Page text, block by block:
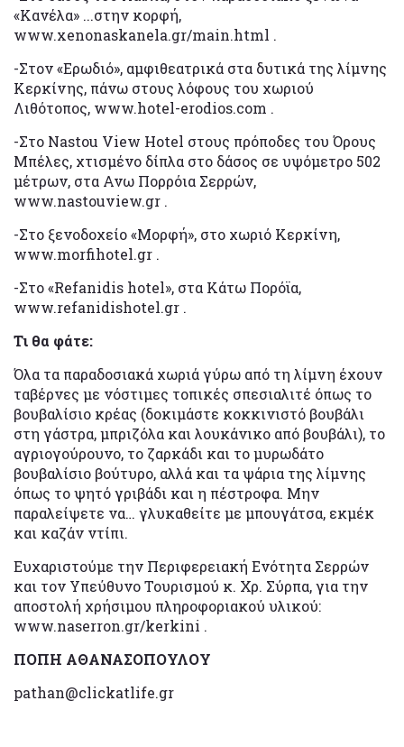
«Κανέλα» ...στην κορφή,
www.xenonaskanela.gr/main.html .
-Στον «Ερωδιό», αμφιθεατρικά στα δυτικά της λίμνης
Κερκίνης, πάνω στους λόφους του χωριού
Λιθότοπος, www.hotel-erodios.com .
-Στο Nastou View Hotel στους πρόποδες του Όρους
Μπέλες, χτισμένο δίπλα στο δάσος σε υψόμετρο 502
μέτρων, στα Ανω Πορρόια Σερρών,
www.nastouview.gr .
-Στο ξενοδοχείο «Μορφή», στο χωριό Κερκίνη,
www.morfihotel.gr .
-Στο «Refanidis hotel», στα Κάτω Πορόϊα,
www.refanidishotel.gr .
Τι θα φάτε:
Όλα τα παραδοσιακά χωριά γύρω από τη λίμνη έχουν
ταβέρνες με νόστιμες τοπικές σπεσιαλιτέ όπως το
βουβαλίσιο κρέας (δοκιμάστε κοκκινιστό βουβάλι
στη γάστρα, μπριζόλα και λουκάνικο από βουβάλι), το
αγριογούρουνο, το ζαρκάδι και το μυρωδάτο
βουβαλίσιο βούτυρο, αλλά και τα ψάρια της λίμνης
όπως το ψητό γριβάδι και η πέστροφα. Μην
παραλείψετε να… γλυκαθείτε με μπουγάτσα, εκμέκ
και καζάν ντίπι.
Ευχαριστούμε την Περιφερειακή Ενότητα Σερρών
και τον Υπεύθυνο Τουρισμού κ. Χρ. Σύρπα, για την
αποστολή χρήσιμου πληροφοριακού υλικού:
www.naserron.gr/kerkini .
ΠΟΠΗ ΑΘΑΝΑΣΟΠΟΥΛΟΥ
pathan@clickatlife.gr